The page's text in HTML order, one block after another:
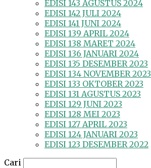
EDISI 143 AGUSTUS 2024
EDISI 142 JULI 2024
EDISI 141 JUNI 2024
EDISI 139 APRIL 2024
EDISI 138 MARET 2024
EDISI 136 JANUARI 2024
EDISI 135 DESEMBER 2023
EDISI 134 NOVEMBER 2023
EDISI 133 OKTOBER 2023
EDISI 131 AGUSTUS 2023
EDISI 129 JUNI 2023
EDISI 128 MEI 2023
EDISI 127 APRIL 2023
EDISI 124 JANUARI 2023
EDISI 123 DESEMBER 2022
Cari